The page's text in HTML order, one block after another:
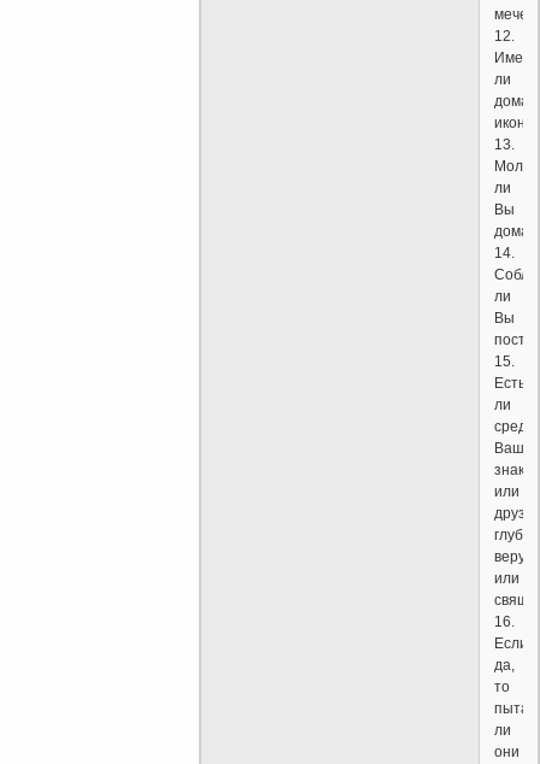
12.
ли
дома
13.
ли
Вы
дома?
14.
ли
Вы
15.
Есть
ли
среди
Ваших
или
или
16.
Если
да,
то
ли
они